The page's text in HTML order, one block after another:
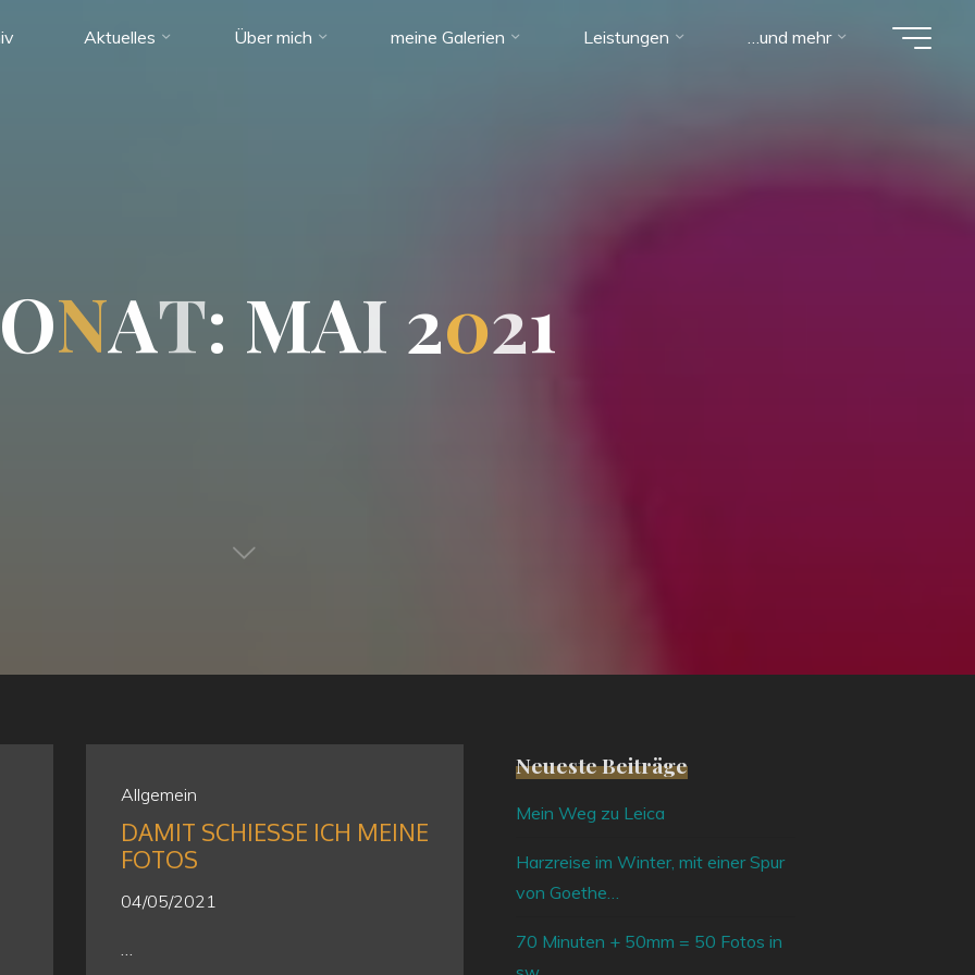
Aktuelles Über mich meine Galerien Leistungen …und mehr
ONAT: MAI 2021
Allgemein
DAMIT SCHIESSE ICH MEINE F
OTOS
04/05/2021
…
Neueste Beiträge
Mein Weg zu Leica
Harzreise im Winter, mit einer Spur
von Goethe…
70 Minuten + 50mm = 50 Fotos in